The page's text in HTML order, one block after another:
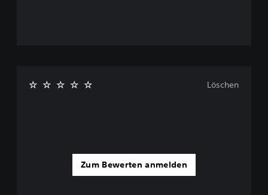
Zum Bewerten anmelden
Löschen